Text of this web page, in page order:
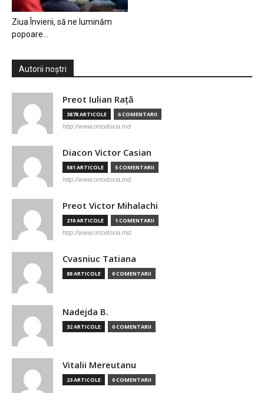
Ziua Învierii, să ne luminăm
popoare…
Autorii noștri
Preot Iulian Raţă
3878 ARTICOLE 6 COMENTARII
http://www.ortodoxia.md
Diacon Victor Casian
581 ARTICOLE 5 COMENTARII
http://www.ortodoxia.md
Preot Victor Mihalachi
210 ARTICOLE 1 COMENTARII
http://www.ortodoxia.md
Cvasniuc Tatiana
88 ARTICOLE 0 COMENTARII
Nadejda B.
32 ARTICOLE 0 COMENTARII
Vitalii Mereutanu
23 ARTICOLE 0 COMENTARII